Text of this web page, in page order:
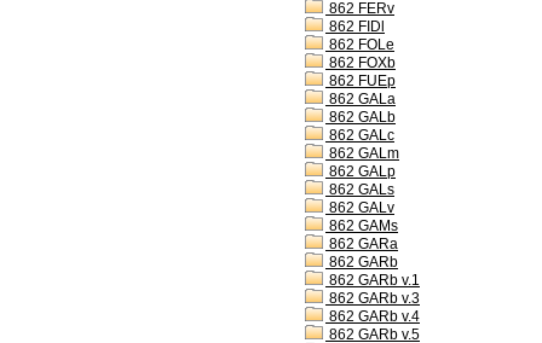
862 FERv
862 FIDl
862 FOLe
862 FOXb
862 FUEp
862 GALa
862 GALb
862 GALc
862 GALm
862 GALp
862 GALs
862 GALv
862 GAMs
862 GARa
862 GARb
862 GARb v.1
862 GARb v.3
862 GARb v.4
862 GARb v.5